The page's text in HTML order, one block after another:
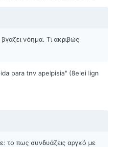
νόημα. Τι ακριβώς
para tnv apelpisia" (8elei lign
το πως συνδυάζεις αργκό με